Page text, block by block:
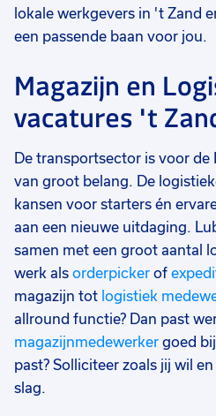
lokale werkgevers in 't Zand
een passende baan voor jou.
Magazijn en
vacatures 't
De transportsector is voor
van groot belang. De
kansen voor starters én
aan een nieuwe uitdaging.
samen met een groot aantal
werk als orderpicker of
magazijn tot logistiek
allround functie? Dan past
magazijnmedewerker goed
past? Solliciteer zoals jij wil
slag.